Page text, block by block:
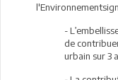
-
de
urbain sur 3